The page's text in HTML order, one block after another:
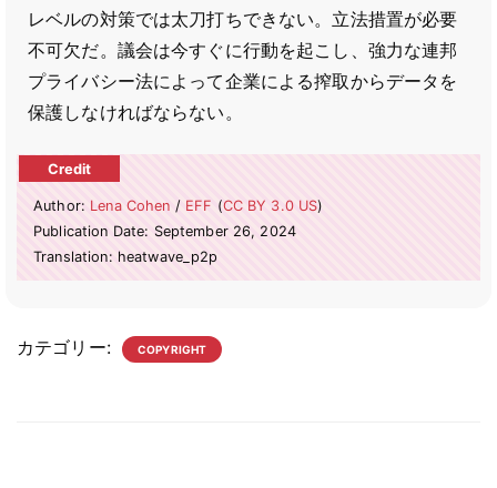
レベルの対策では太刀打ちできない。立法措置が必要
不可欠だ。議会は今すぐに行動を起こし、強力な連邦
プライバシー法によって企業による搾取からデータを
保護しなければならない。
Author: Lena Cohen / EFF (CC BY 3.0 US)
Publication Date: September 26, 2024
Translation: heatwave_p2p
カテゴリー: COPYRIGHT